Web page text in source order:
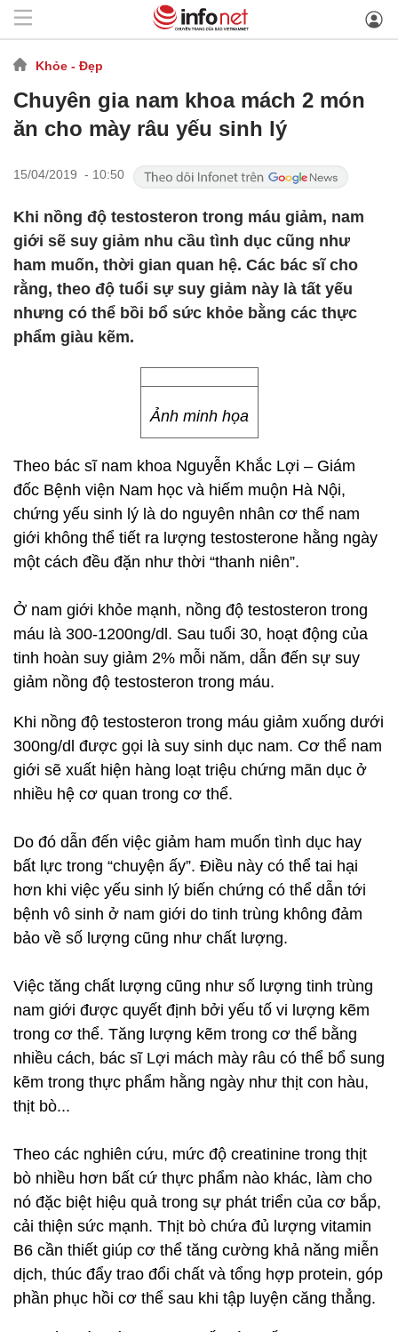
Khỏe - Đẹp
Chuyên gia nam khoa mách 2 món
ăn cho mày râu yếu sinh lý
15/04/2019 - 10:50
Khi nồng độ testosteron trong máu giảm, nam
giới sẽ suy giảm nhu cầu tình dục cũng như
ham muốn, thời gian quan hệ. Các bác sĩ cho
rằng, theo độ tuổi sự suy giảm này là tất yếu
nhưng có thể bồi bổ sức khỏe bằng các thực
phẩm giàu kẽm.
Ảnh minh họa
Theo bác sĩ nam khoa Nguyễn Khắc Lợi – Giám
đốc Bệnh viện Nam học và hiếm muộn Hà Nội,
chứng yếu sinh lý là do nguyên nhân cơ thể nam
giới không thể tiết ra lượng testosterone hằng ngày
một cách đều đặn như thời “thanh niên”.
Ở nam giới khỏe mạnh, nồng độ testosteron trong
máu là 300-1200ng/dl. Sau tuổi 30, hoạt động của
tinh hoàn suy giảm 2% mỗi năm, dẫn đến sự suy
giảm nồng độ testosteron trong máu.
Khi nồng độ testosteron trong máu giảm xuống dưới
300ng/dl được gọi là suy sinh dục nam. Cơ thể nam
giới sẽ xuất hiện hàng loạt triệu chứng mãn dục ở
nhiều hệ cơ quan trong cơ thể.
Do đó dẫn đến việc giảm ham muốn tình dục hay
bất lực trong “chuyện ấy”. Điều này có thể tai hại
hơn khi việc yếu sinh lý biến chứng có thể dẫn tới
bệnh vô sinh ở nam giới do tinh trùng không đảm
bảo về số lượng cũng như chất lượng.
Việc tăng chất lượng cũng như số lượng tinh trùng
nam giới được quyết định bởi yếu tố vi lượng kẽm
trong cơ thể. Tăng lượng kẽm trong cơ thể bằng
nhiều cách, bác sĩ Lợi mách mày râu có thể bổ sung
kẽm trong thực phẩm hằng ngày như thịt con hàu,
thịt bò...
Theo các nghiên cứu, mức độ creatinine trong thịt
bò nhiều hơn bất cứ thực phẩm nào khác, làm cho
nó đặc biệt hiệu quả trong sự phát triển của cơ bắp,
cải thiện sức mạnh. Thịt bò chứa đủ lượng vitamin
B6 cần thiết giúp cơ thể tăng cường khả năng miễn
dịch, thúc đẩy trao đổi chất và tổng hợp protein, góp
phần phục hồi cơ thể sau khi tập luyện căng thẳng.